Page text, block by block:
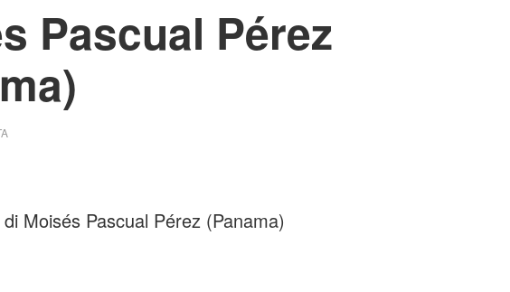
Pascual Pérez
Moisés Pascual Pérez (Panama)